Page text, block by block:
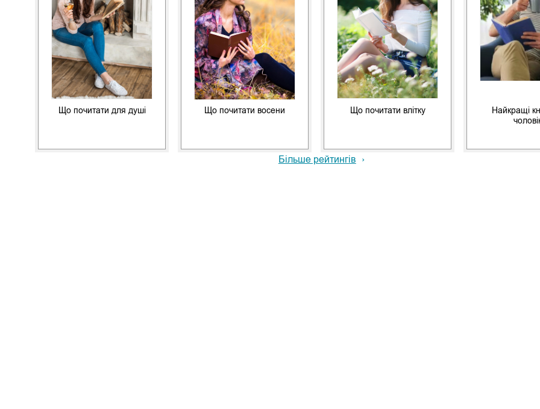
Що почитати для душі Що почитати восени Що почитати влітку
Найкращі
Більше рейтингів